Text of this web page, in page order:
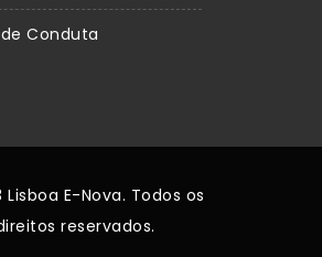
Conduta
Lisboa E-Nova. Todos os
reservados.